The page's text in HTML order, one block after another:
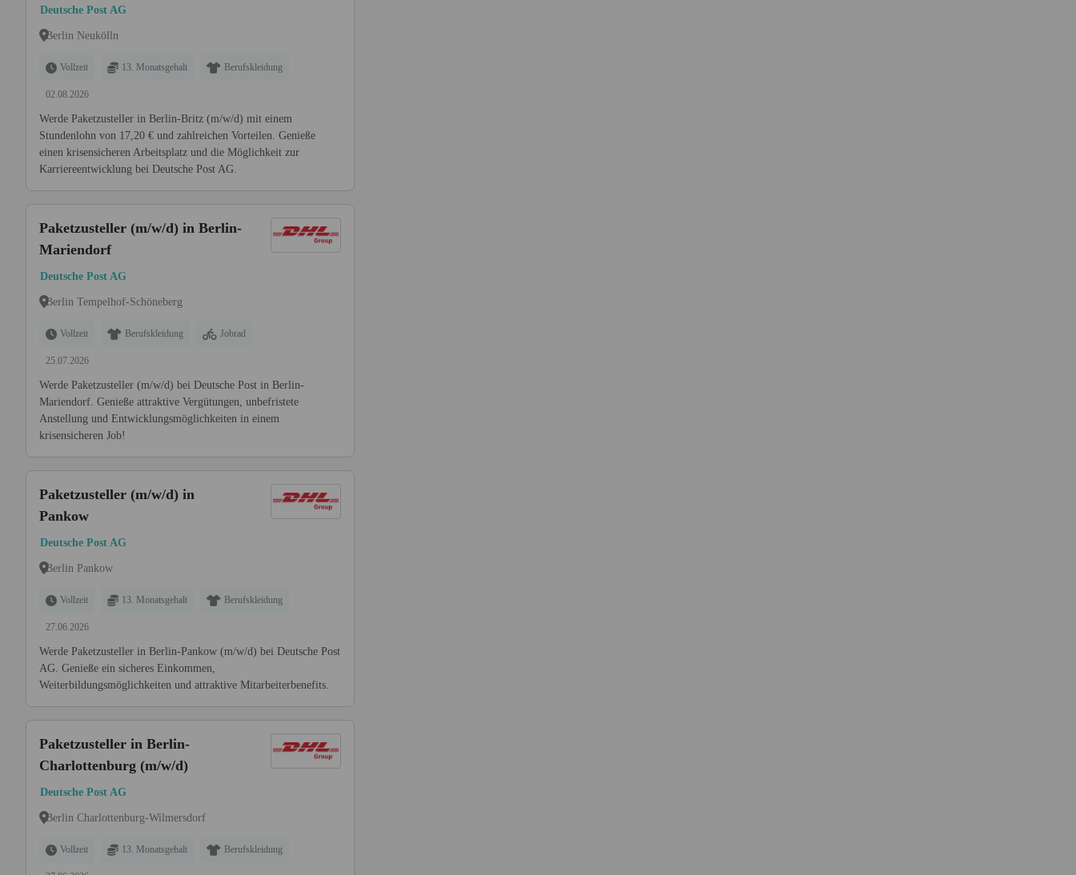
Deutsche Post AG
Berlin Neukölln
Vollzeit 13. Monatsgehalt Berufskleidung
02.08.2026
Werde Paketzusteller in Berlin-Britz (m/w/d) mit einem
Stundenlohn von 17,20 € und zahlreichen Vorteilen. Genieße
einen krisensicheren Arbeitsplatz und die Möglichkeit zur
Karriereentwicklung bei Deutsche Post AG.
Paketzusteller (m/w/d) in Berlin-
Mariendorf
Deutsche Post AG
Berlin Tempelhof-Schöneberg
Vollzeit Berufskleidung Jobrad
25.07.2026
Werde Paketzusteller (m/w/d) bei Deutsche Post in Berlin-
Mariendorf. Genieße attraktive Vergütungen, unbefristete
Anstellung und Entwicklungsmöglichkeiten in einem
krisensicheren Job!
Paketzusteller (m/w/d) in
Pankow
Deutsche Post AG
Berlin Pankow
Vollzeit 13. Monatsgehalt Berufskleidung
27.06.2026
Werde Paketzusteller in Berlin-Pankow (m/w/d) bei Deutsche Post
AG. Genieße ein sicheres Einkommen,
Weiterbildungsmöglichkeiten und attraktive Mitarbeiterbenefits.
Paketzusteller in Berlin-
Charlottenburg (m/w/d)
Deutsche Post AG
Berlin Charlottenburg-Wilmersdorf
Vollzeit 13. Monatsgehalt Berufskleidung